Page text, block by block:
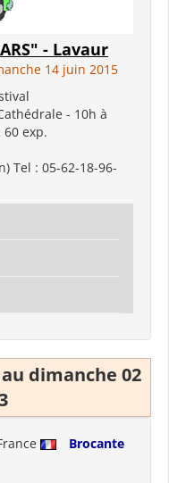
- Lavaur
14 juin 2015
- 10h à
exp.
Tel : 05-62-18-96-
dimanche 02
Brocante